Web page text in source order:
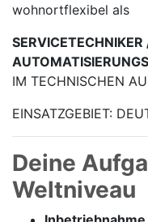
wohnortflexibel als
SERVICETECHNIKER
IM TECHNISCHEN
EINSATZGEBIET:
Deine
Weltniveau